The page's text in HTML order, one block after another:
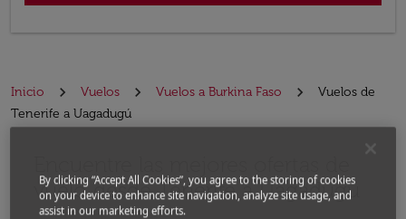
Inicio Vuelos Vuelos a Burkina Faso
Vuelos de
Tenerife a Uagadugú
vuelo desde Tenerife a Uagadugú
By clicking “Accept All Cookies”, you agree to the storing of cookies
on your device to enhance site navigation, analyze site usage, and
assist in our marketing efforts.